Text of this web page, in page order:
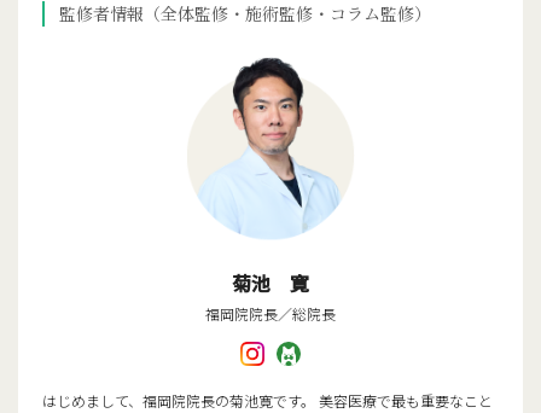
監修者情報（全体監修・施術監修・コラム監修）
菊池 寛
福岡院院長／総院長
はじめまして、福岡院院長の菊池寛です。 美容医療で最も重要なこと